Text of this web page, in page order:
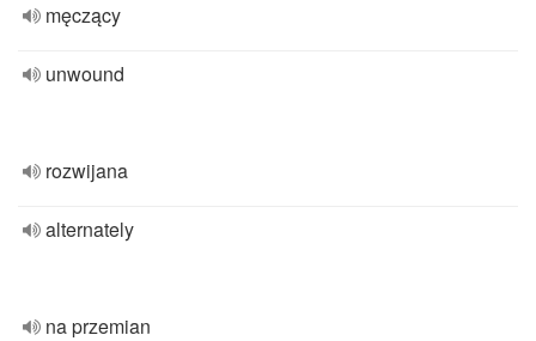
męczący
unwound
rozwijana
alternately
na przemian